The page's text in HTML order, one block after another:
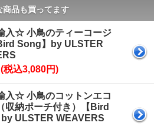
商品も買ってます
入☆ 小鳥のティーコージ
Song】by ULSTER
税込3,080円)
入☆ 小鳥のコットンエコ
収納ポーチ付き）【Bird
ULSTER WEAVERS